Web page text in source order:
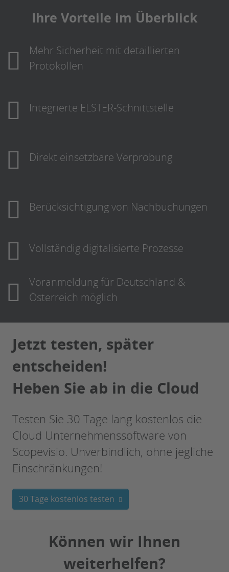
Ihre Vorteile im Überblick
Mehr Sicherheit mit detaillierten
Protokollen
Integrierte ELSTER-Schnittstelle
Direkt einsetzbare Verprobung
Berücksichtigung von Nachbuchungen
Vollständig digitalisierte Prozesse
Voranmeldung für Deutschland &
Österreich möglich
Jetzt testen, später
entscheiden!
Heben Sie ab in die Cloud
Testen Sie 30 Tage lang kostenlos die
Cloud Unternehmenssoftware von
Scopevisio. Unverbindlich, ohne jegliche
Einschränkungen!
30 Tage kostenlos testen
Können wir Ihnen
weiterhelfen?